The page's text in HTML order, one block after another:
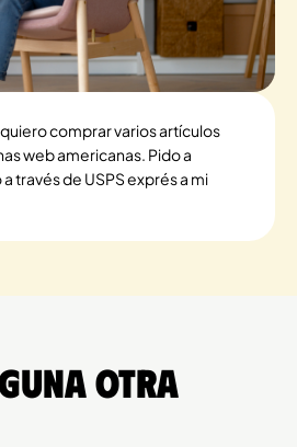
quiero comprar varios artículos
web americanas. Pido a
través de USPS exprés a mi
otra